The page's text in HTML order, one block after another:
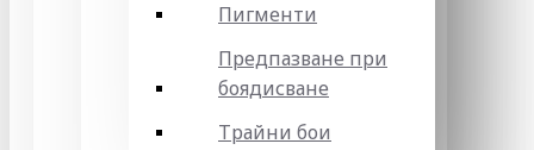
Пигменти
Предпазване при
боядисване
Трайни бои